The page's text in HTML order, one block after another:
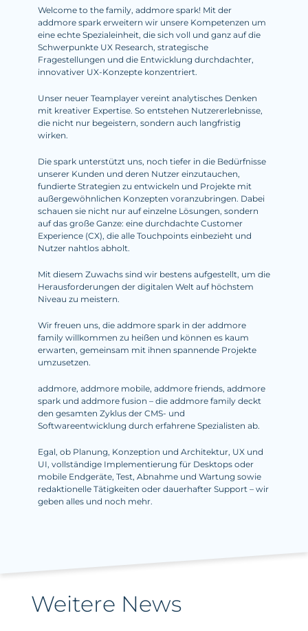
Welcome to the family, addmore spark! Mit der
addmore spark erweitern wir unsere Kompetenzen um
eine echte Spezialeinheit, die sich voll und ganz auf die
Schwerpunkte UX Research, strategische
Fragestellungen und die Entwicklung durchdachter,
innovativer UX-Konzepte konzentriert.
Unser neuer Teamplayer vereint analytisches Denken
mit kreativer Expertise. So entstehen Nutzererlebnisse,
die nicht nur begeistern, sondern auch langfristig
wirken.
Die spark unterstützt uns, noch tiefer in die Bedürfnisse
unserer Kunden und deren Nutzer einzutauchen,
fundierte Strategien zu entwickeln und Projekte mit
außergewöhnlichen Konzepten voranzubringen. Dabei
schauen sie nicht nur auf einzelne Lösungen, sondern
auf das große Ganze: eine durchdachte Customer
Experience (CX), die alle Touchpoints einbezieht und
Nutzer nahtlos abholt.
Mit diesem Zuwachs sind wir bestens aufgestellt, um die
Herausforderungen der digitalen Welt auf höchstem
Niveau zu meistern.
Wir freuen uns, die addmore spark in der addmore
family willkommen zu heißen und können es kaum
erwarten, gemeinsam mit ihnen spannende Projekte
umzusetzen.
addmore, addmore mobile, addmore friends, addmore
spark und addmore fusion – die addmore family deckt
den gesamten Zyklus der CMS- und
Softwareentwicklung durch erfahrene Spezialisten ab.
Egal, ob Planung, Konzeption und Architektur, UX und
UI, vollständige Implementierung für Desktops oder
mobile Endgeräte, Test, Abnahme und Wartung sowie
redaktionelle Tätigkeiten oder dauerhafter Support – wir
geben alles und noch mehr.
Weitere News